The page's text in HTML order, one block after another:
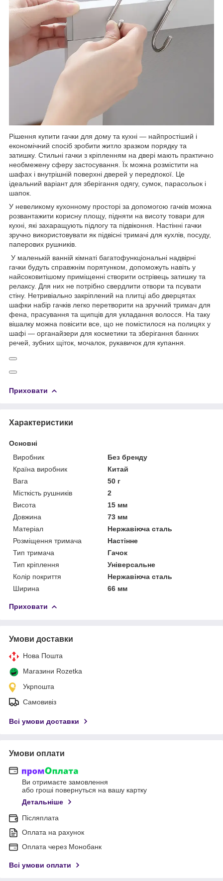
Рішення купити гачки для дому та кухні — найпростіший і
економічний спосіб зробити житло зразком порядку та
затишку. Стильні гачки з кріпленням на двері мають практично
необмежену сферу застосування. Їх можна розмістити на
шафах і внутрішній поверхні дверей у передпокої. Це
ідеальний варіант для зберігання одягу, сумок, парасольок і
шапок.
У невеликому кухонному просторі за допомогою гачків можна
розвантажити корисну площу, підняти на висоту товари для
кухні, які захаращують підлогу та підвіконня. Настінні гачки
зручно використовувати як підвісні тримачі для кухлів, посуду,
паперових рушників.
У маленькій ванній кімнаті багатофункціональні надвірні
гачки будуть справжнім порятунком, допоможуть навіть у
найсоковитішому приміщенні створити острівець затишку та
релаксу. Для них не потрібно свердлити отвори та псувати
стіну. Нетривіально закріплений на плитці або дверцятах
шафки набір гачків легко перетворити на зручний тримач для
фена, прасування та щипців для укладання волосся. На таку
вішалку можна повісити все, що не помістилося на полицях у
шафі — органайзери для косметики та зберігання банних
речей, зубних щіток, мочалок, рукавичок для купання.
Приховати
Характеристики
Основні
Виробник
Без бренду
Країна виробник
Китай
Вага
50 г
Місткість рушників
2
Висота
15 мм
Довжина
73 мм
Матеріал
Нержавіюча сталь
Розміщення тримача
Настінне
Тип тримача
Гачок
Тип кріплення
Універсальне
Колір покриття
Нержавіюча сталь
Ширина
66 мм
Приховати
Умови доставки
Нова Пошта
Магазини Rozetka
Укрпошта
Самовивіз
Всі умови доставки
Умови оплати
Ви отримаєте замовлення
або гроші повернуться на вашу картку
Детальніше
Післяплата
Оплата на рахунок
Оплата через Монобанк
Всі умови оплати